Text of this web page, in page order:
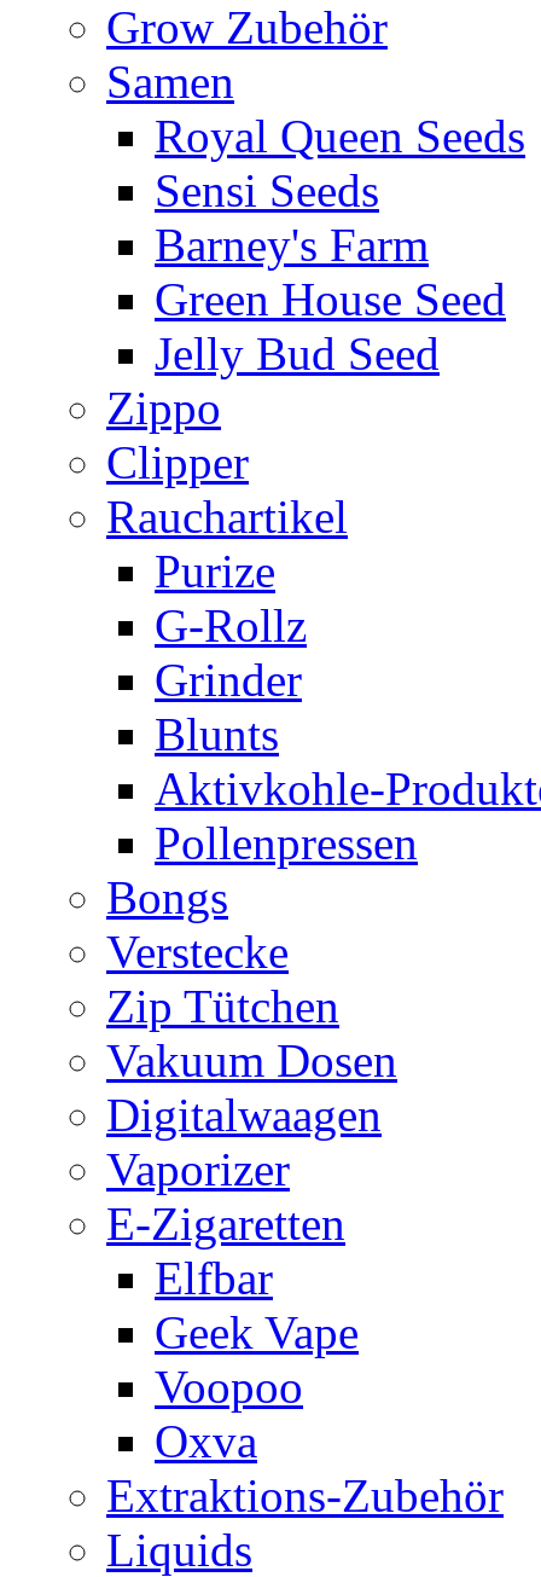
Grow Zubehör
Samen
Royal Queen Seeds
Sensi Seeds
Barney's Farm
Green House Seed
Jelly Bud Seed
Zippo
Clipper
Rauchartikel
Purize
G-Rollz
Grinder
Blunts
Aktivkohle-
Pollenpressen
Bongs
Verstecke
Zip Tütchen
Vakuum Dosen
Digitalwaagen
Vaporizer
E-Zigaretten
Elfbar
Geek Vape
Voopoo
Oxva
Extraktions-Zubehör
Liquids